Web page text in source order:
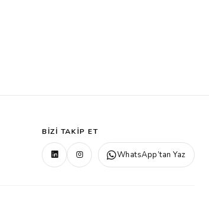
BIZI TAKIP ET
WhatsApp’tan Yaz